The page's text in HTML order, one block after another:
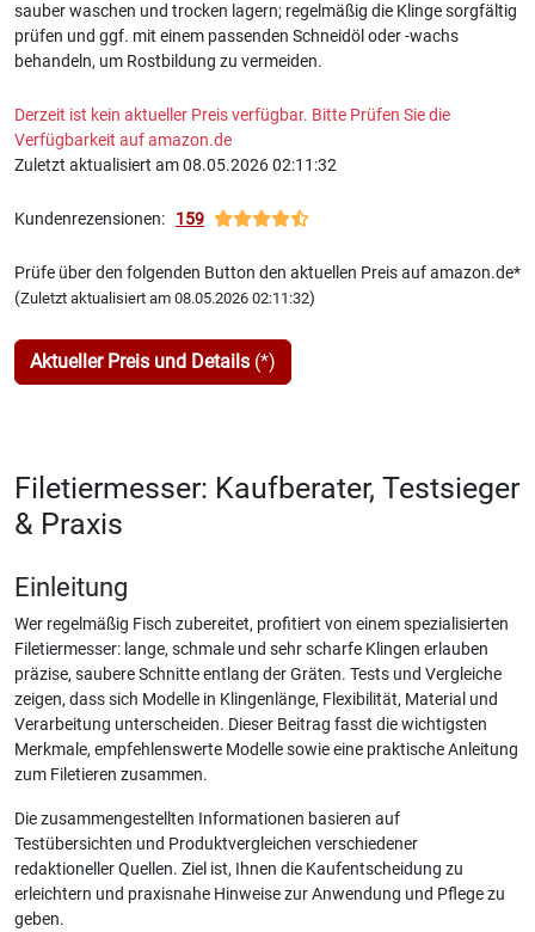
sauber waschen und trocken lagern; regelmäßig die Klinge sorgfältig
prüfen und ggf. mit einem passenden Schneidöl oder -wachs
behandeln, um Rostbildung zu vermeiden.
Derzeit ist kein aktueller Preis verfügbar. Bitte Prüfen Sie die
Verfügbarkeit auf amazon.de
Zuletzt aktualisiert am 08.05.2026 02:11:32
Kundenrezensionen: 159
Prüfe über den folgenden Button den aktuellen Preis auf amazon.de*
(Zuletzt aktualisiert am 08.05.2026 02:11:32)
Aktueller Preis und Details (*)
Filetiermesser: Kaufberater, Testsieger
& Praxis
Einleitung
Wer regelmäßig Fisch zubereitet, profitiert von einem spezialisierten
Filetiermesser: lange, schmale und sehr scharfe Klingen erlauben
präzise, saubere Schnitte entlang der Gräten. Tests und Vergleiche
zeigen, dass sich Modelle in Klingenlänge, Flexibilität, Material und
Verarbeitung unterscheiden. Dieser Beitrag fasst die wichtigsten
Merkmale, empfehlenswerte Modelle sowie eine praktische Anleitung
zum Filetieren zusammen.
Die zusammengestellten Informationen basieren auf
Testübersichten und Produktvergleichen verschiedener
redaktioneller Quellen. Ziel ist, Ihnen die Kaufentscheidung zu
erleichtern und praxisnahe Hinweise zur Anwendung und Pflege zu
geben.